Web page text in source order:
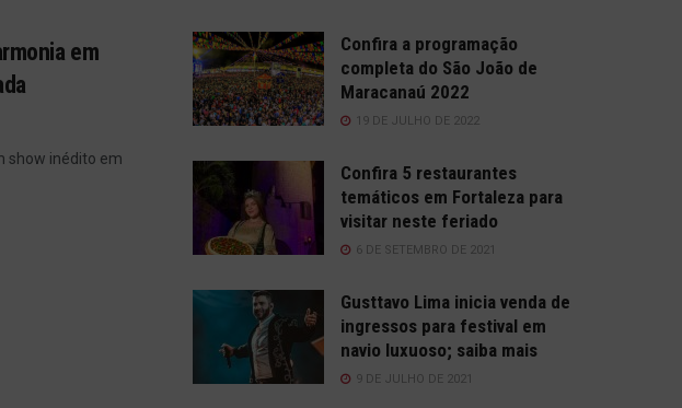
em
show inédito em
Confira a programação
completa do São João de
Maracanaú 2022
19 DE JULHO DE 2022
Confira 5 restaurantes
temáticos em Fortaleza para
visitar neste feriado
6 DE SETEMBRO DE 2021
Gusttavo Lima inicia venda de
ingressos para festival em
navio luxuoso; saiba mais
9 DE JULHO DE 2021